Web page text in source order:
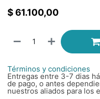
$ 61.100,00
Términos y condiciones
Entregas entre 3-7 dias
de pago, o antes
nuestros aliados para los